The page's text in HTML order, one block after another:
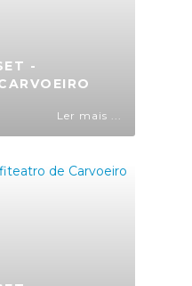
-
Ler mais ...